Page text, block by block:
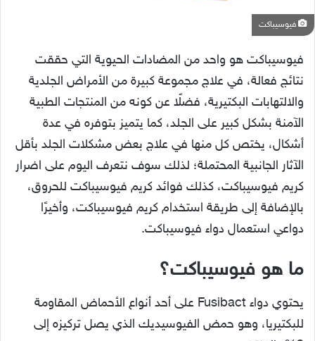
فيوسيباكت
فيوسيباكت هو واحد من المضادات الحيوية التي حققت
نتائج فعالة، في علاج مجموعة كبيرة من الأمراض الجلدية
والالتهابات البكتيرية، فضلًا عن كونه من المنتجات الطبية
الآمنة بشكل كبير على الجلد، كما يتميز بتوفره في عدة
أشكال، يختص كل منها في علاج بعض مشكلات الجلد بأقل
الآثار الجانبية المحتملة؛ لذلك سوف نتعرف اليوم على اضرار
كريم فيوسيباكت، كذلك فوائد كريم فيوسيباكت للحروق،
بالإضافة إلى طريقة استخدام كريم فيوسيباكت، وأخيرًا
دواعي استعمال دواء فيوسيباكت.
ما هو فيوسيباكت؟
يحتوي دواء Fusibact على أحد أنواع الأحماض المقاومة
للبكتيريا، وهو حمض الفيوسيديك الذي يصل تركيزه إلى